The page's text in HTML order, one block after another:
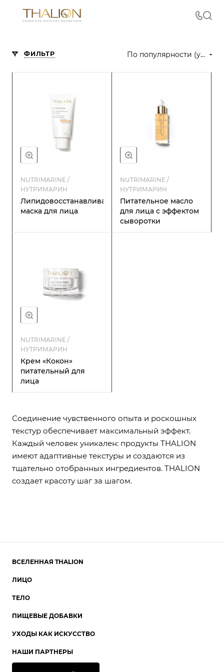
ФИЛЬТР По популярности (убывание)
NUTRIMARINE /
НУТРИМАРИН
Липидовосстанавливающая
маска для лица
NUTRIMARINE /
НУТРИМАРИН
Питательное масло
для лица с эффектом
сыворотки
NUTRIMARINE /
НУТРИМАРИН
Крем «Кокон»
питательный для
лица
Соединение чувственного опыта и роскошных
текстур обеспечивает максимальный эффект.
Каждый человек уникален: продукты THALION
имеют адаптивные текстуры и создаются из
тщательно отобранных ингредиентов. THALION
создает красоту шаг за шагом.
ВСЕЛЕННАЯ THALION
ЛИЦО
ТЕЛО
ПИЩЕВЫЕ ДОБАВКИ
УХОДЫ КАК ИСКУССТВО
НАШИ ПАРТНЕРЫ